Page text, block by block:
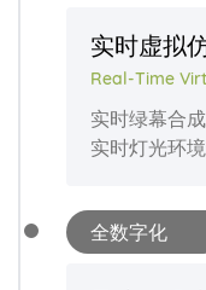
实时虚拟
Real-Time
实时绿幕合
实时灯光环
全数字化